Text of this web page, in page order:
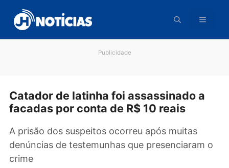
para
conteúdo
Catador de latinha foi assassinado a
A prisão dos suspeitos ocorreu após muitas
denúncias de testemunhas que